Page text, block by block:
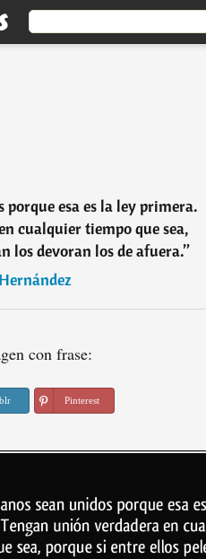
porque esa es la ley primera.
cualquier tiempo que sea,
los devoran los de afuera.”
con frase:
Pinterest